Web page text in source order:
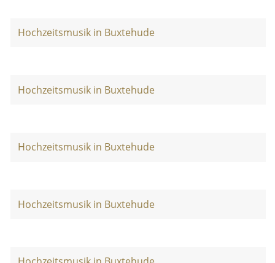
Hochzeitsmusik in Buxtehude
Hochzeitsmusik in Buxtehude
Hochzeitsmusik in Buxtehude
Hochzeitsmusik in Buxtehude